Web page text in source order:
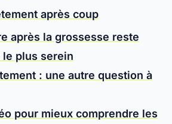
après coup
après la grossesse reste
plus serein
: une autre question à
pour mieux comprendre les